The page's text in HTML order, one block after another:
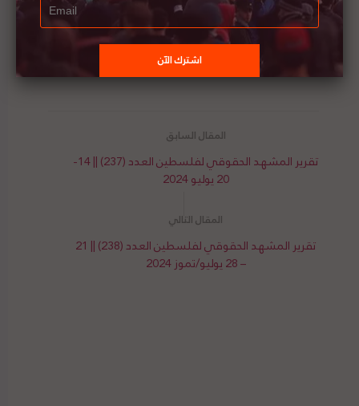
لمشاهدة الندوة مباشرة، انقر/ي
هنا
تقرير المشهد الحقوقي لفلسطين العدد (237) || 14-
20 يوليو 2024
تقرير المشهد الحقوقي لفلسطين العدد (238) || 21
– 28 يوليو/تموز 2024